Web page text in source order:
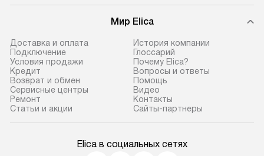
доставки доставит упакованный
прибор до двери или прихожей.
Если необходимо переместить
прибор до места установки,
пожалуйста, предварительно
уточните это с менеджером.
За данную услугу взимается
дополнительная плата. Важно
прибора не позволяют ему пройти
к воде, крана и
слива.
Мир Elica
Доставка и оплата
Подключение
Условия продажи
Кредит
Возврат и обмен
Сервисные центры
Ремонт
Статьи и акции
История компании
Глоссарий
Почему Elica?
Вопросы и ответы
Помощь
Видео
Контакты
Сайты-партнеры
Elica в социальных сетях